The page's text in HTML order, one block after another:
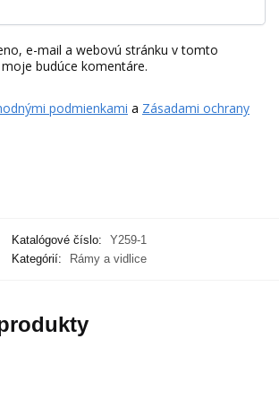
e-mail a webovú stránku v tomto
budúce komentáre.
podmienkami a Zásadami ochrany
Katalógové číslo:
Y259-1
Kategórií:
Rámy a vidlice